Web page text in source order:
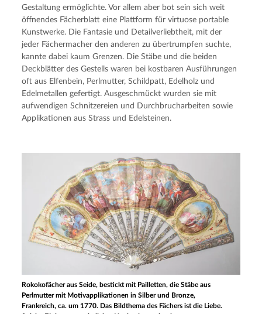
Gestaltung ermöglichte. Vor allem aber bot sein sich weit
öffnendes Fächerblatt eine Plattform für virtuose portable
Kunstwerke. Die Fantasie und Detailverliebtheit, mit der
jeder Fächermacher den anderen zu übertrumpfen suchte,
kannte dabei kaum Grenzen. Die Stäbe und die beiden
Deckblätter des Gestells waren bei kostbaren Ausführungen
oft aus Elfenbein, Perlmutter, Schildpatt, Edelholz und
Edelmetallen gefertigt. Ausgeschmückt wurden sie mit
aufwendigen Schnitzereien und Durchbrucharbeiten sowie
Applikationen aus Strass und Edelsteinen.
Rokokofächer aus Seide, bestickt mit Pailletten, die Stäbe aus
Perlmutter mit Motivapplikationen in Silber und Bronze,
Frankreich, ca. um 1770. Das Bildthema des Fächers ist die Liebe.